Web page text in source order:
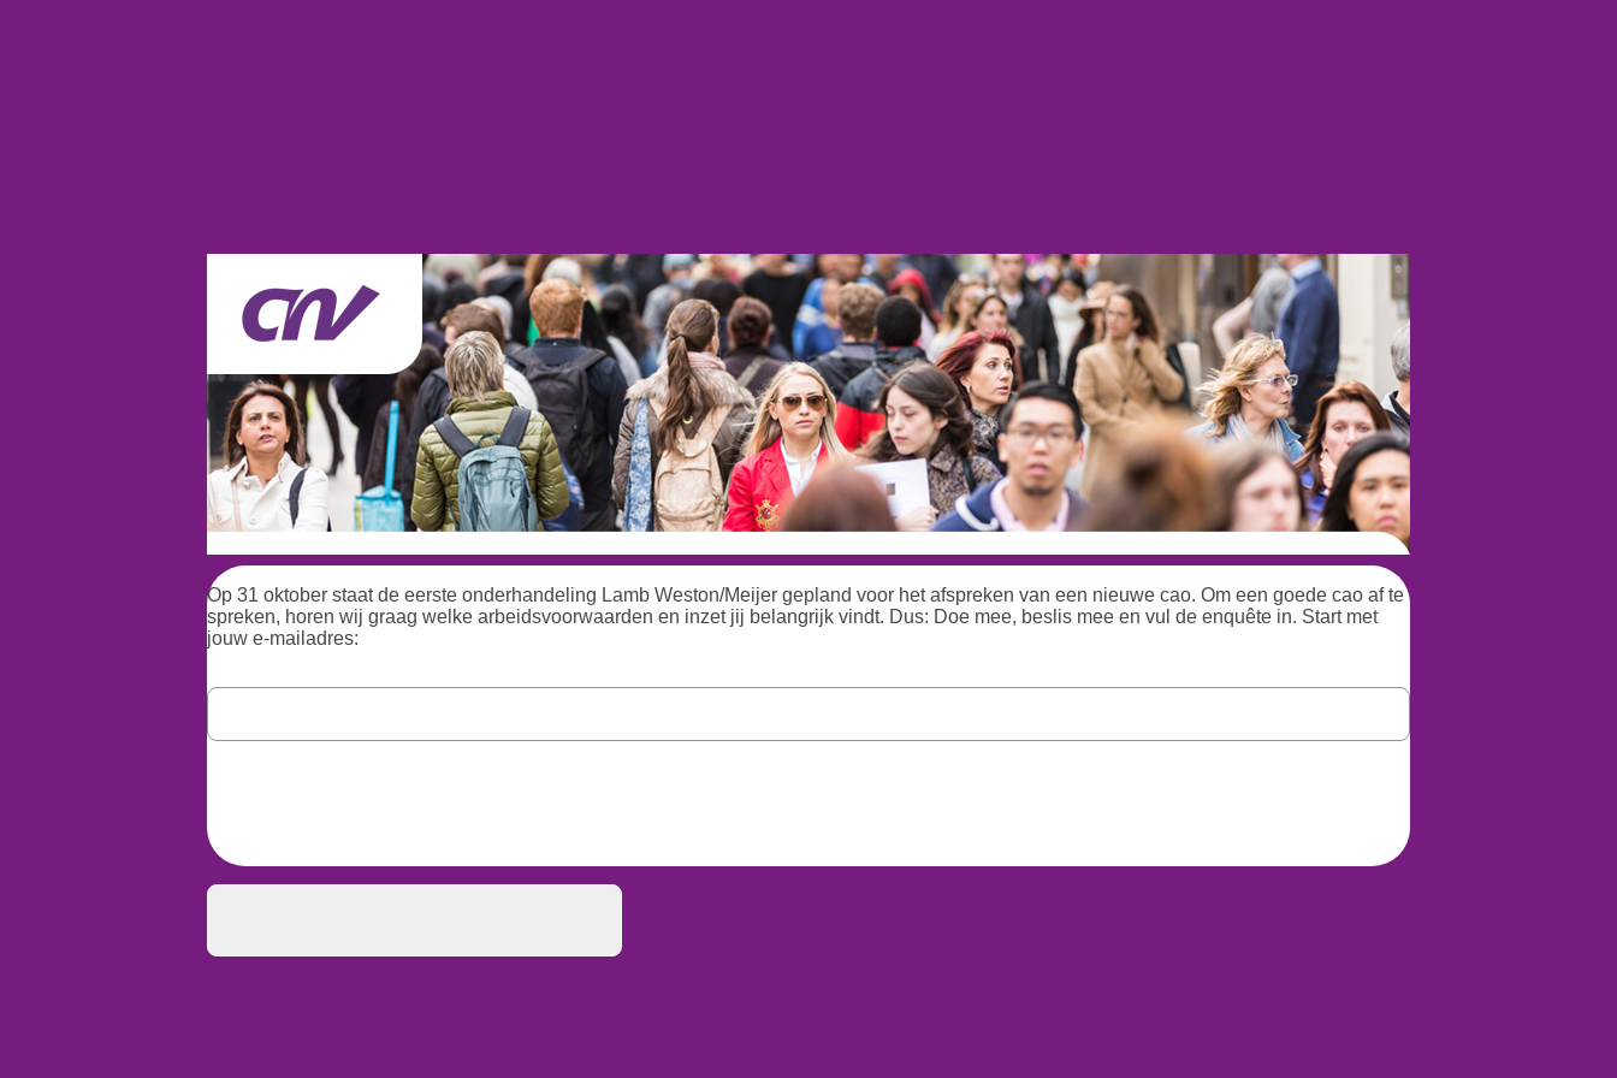
Op 31 oktober staat de eerste onderhandeling Lamb Weston/Meijer gepland voor het afspreken van een nieuwe cao. Om een goede cao af te
spreken, horen wij graag welke arbeidsvoorwaarden en inzet jij belangrijk vindt. Dus: Doe mee, beslis mee en vul de enquête in. Start met
jouw e-mailadres: